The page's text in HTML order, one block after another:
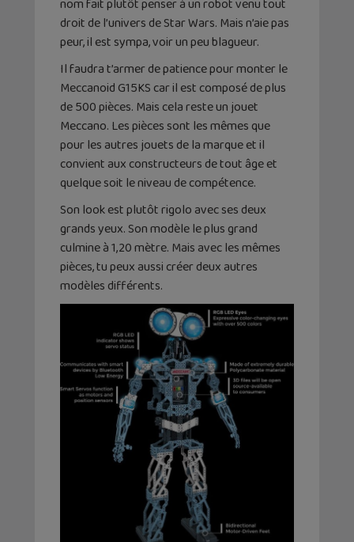
nom fait plutôt penser à un robot venu tout
droit de l’univers de Star Wars. Mais n’aie pas
peur, il est sympa, voir un peu blagueur.
Il faudra t’armer de patience pour monter le
Meccanoid G15KS car il est composé de plus
de 500 pièces. Mais cela reste un jouet
Meccano. Les pièces sont les mêmes que
pour les autres jouets de la marque et il
convient aux constructeurs de tout âge et
quelque soit le niveau de compétence.
Son look est plutôt rigolo avec ses deux
grands yeux. Son modèle le plus grand
culmine à 1,20 mètre. Mais avec les mêmes
pièces, tu peux aussi créer deux autres
modèles différents.